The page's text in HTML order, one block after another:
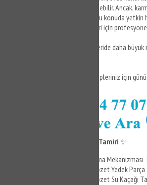
tamir işlemleri ile gerçekleştirilebilir. Ancak,
karşılaşırsanız veya kendinize bu konuda
Sıracevizler tesisatçı hizmetleri için
Unutmayın, erken müdahale, ileride daha
Daha fazla bilgi ve destek talepleriniz için
Sıracevizler Gömme Klozet Tamiri ✨
Gömme Klozet Doldurma Mekanizması
Sıracevizler Gömme Klozet Yedek
Sıracevizler Gömme Klozet Su Kaçağı